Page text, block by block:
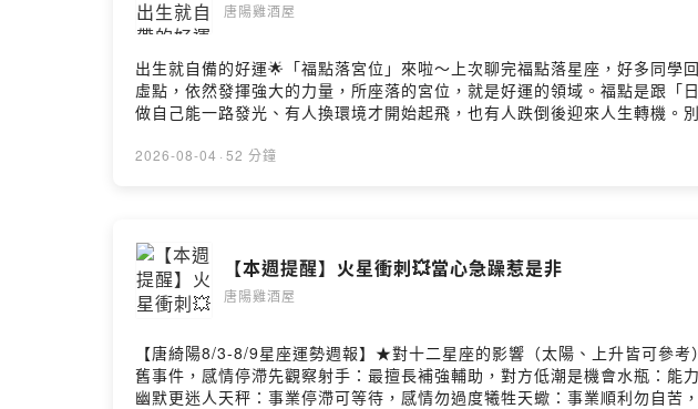
唐陽雞酒屋
出生就自備的好運🌟「福點落宮位」來啦～上次聊完福點落星座，好多同
虛點，依然發揮強大的力量，所座落的宮位，就是好運的領域。福點是跟
做自己能一路發光、有人換環境才開始起飛，也有人跌倒後迎來人生轉機。
點六宮是江湖傳奇誰的幸運來自於重生之後
2026-08-04 · 52 分鐘
【本週提醒】火星衝刺💥當心急躁惹是非
唐陽雞酒屋
【唐綺陽8/3-8/9星座運勢週報】★對十二星座的影響（太陽、上升皆可參
舊事件，感情停滯先觀察射手：最擅長補強輔助，對方低潮是機會水瓶：
幽默更迷人天秤：事業停滯可等待，感情勿過度犧牲天蠍：事業順利勿自